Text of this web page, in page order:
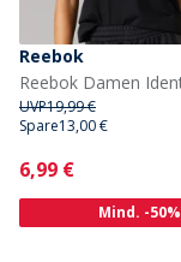
Reebok
UVP19,99 €
Spare13,00 €
Current
6,99 €
Mind. -50%